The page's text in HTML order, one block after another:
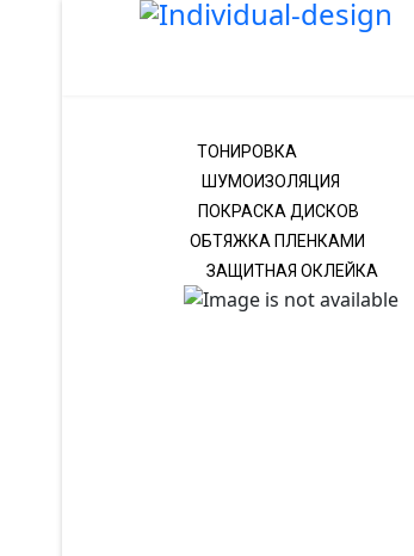
ТОНИРОВКА
ШУМОИЗОЛЯЦИЯ
ПОКРАСКА ДИСКОВ
ОБТЯЖКА ПЛЕНКАМИ
ЗАЩИТНАЯ ОКЛЕЙКА